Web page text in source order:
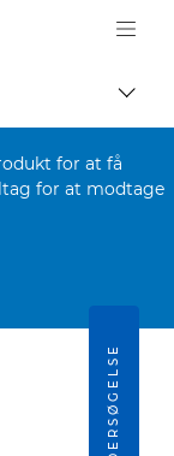
Logo, back
Skift
for at få
for at modtage
UNDERSØGELSE